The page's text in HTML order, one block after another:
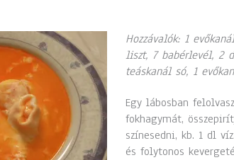
Hozzávalók: 1
liszt, 7 babérlevél, 2
teáskanál só, 1
Egy lábosban
fokhagymát,
színesedni, kb. 1 dl
és folytonos